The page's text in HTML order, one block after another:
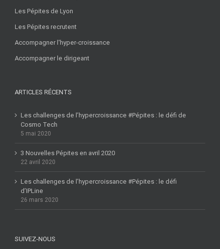
Les Pépites de Lyon
Les Pépites recrutent
Accompagner l'hyper-croissance
Accompagner le dirigeant
ARTICLES RÉCENTS
Les challenges de l’hypercroissance #Pépites : le défi de
Cosmo Tech
5 mai 2020
3 Nouvelles Pépites en avril 2020
22 avril 2020
Les challenges de l’hypercroissance #Pépites : le défi
d’IPLine
26 mars 2020
SUIVEZ-NOUS